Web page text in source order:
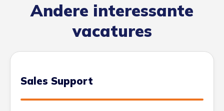
Andere interessante
vacatures
Sales Support